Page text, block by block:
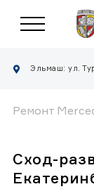
Эльмаш: ул.
Ремонт
Сход-